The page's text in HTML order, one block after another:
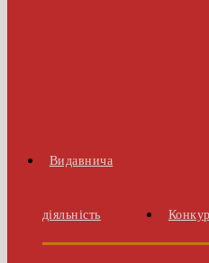
Видавнича
діяльність